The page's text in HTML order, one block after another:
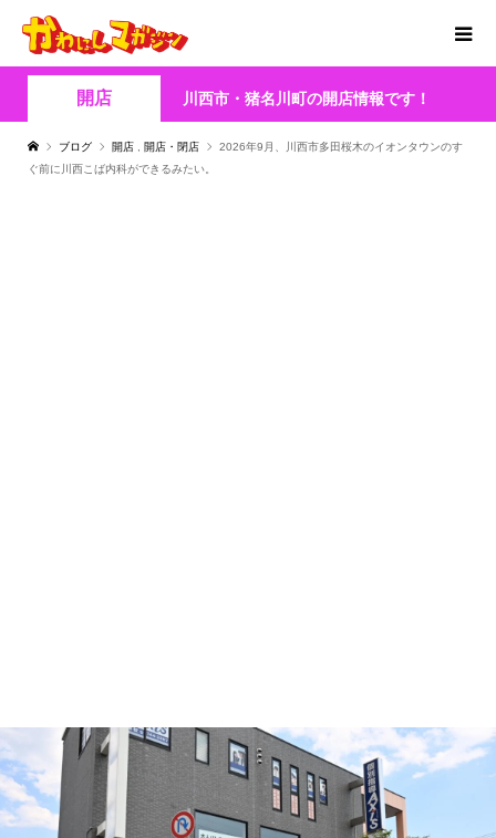
開店 川西市・猪名川町の開店情報です！
ブログ 開店 開店・閉店
2026年9月、川西市多田桜木のイオンタウンのす
ぐ前に川西こば内科ができるみたい。